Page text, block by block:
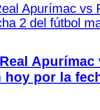
Apurímac
hoy por la